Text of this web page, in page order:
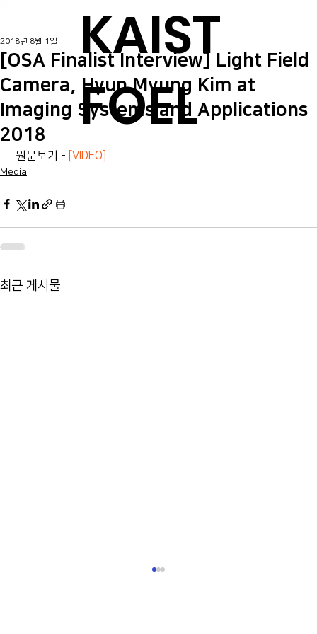
KAIST
FOEL
[OSA Finalist Interview] Light Field
Camera, Hyun Myung Kim at
Imaging Systems and Applications
2018
2018년 8월 1일
원문보기 - [VIDEO]
Media
최근 게시물